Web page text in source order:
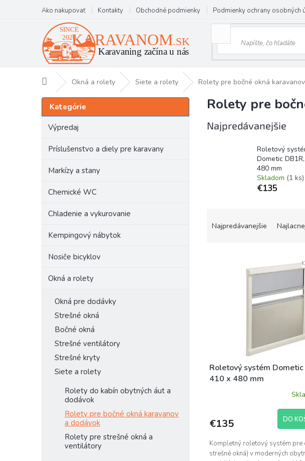
obsah
Ako nakupovať Kontakty Obchodné podmienky Podmienky ochrany osobných
DomovOkná a rolety Siete a rolety Rolety pre bočné okná
B
o
Preskočiť
kategórie
Kategórie
Výpredaj
Príslušenstvo a diely pre karavany
Markízy a stany
Chemické WC
Chladenie a vykurovanie
Kempingový nábytok
Nosiče bicyklov
Okná a rolety
Okná pre dodávky
Strešné okná
Bočné okná
Strešné ventilátory
Strešné kryty
Siete a rolety
Rolety do kabín obytných áut a
dodávok
Rolety pre bočné okná karavanov
a dodávok
Rolety pre strešné okná a
ventilátory
Rolety pre
Najpredávanejšie
Roletový
Dometic
480 mm
Skladom (1 ks)
€135
o
v
Najpredávanejšie
k
t
Roletový systém Dometic
410 x 480 mm
€135 DO
Kompletný roletový systém pre
strešné okná) v moderných